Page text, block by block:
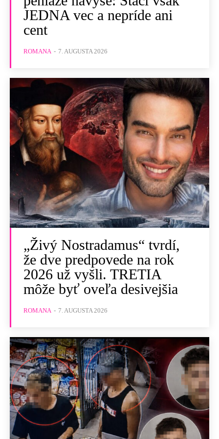
JEDNA vec a nepríde ani
cent
ROMANA - 7. AUGUSTA 2026
„Živý Nostradamus“ tvrdí,
že dve predpovede na rok
2026 už vyšli. TRETIA
môže byť oveľa desivejšia
ROMANA - 7. AUGUSTA 2026